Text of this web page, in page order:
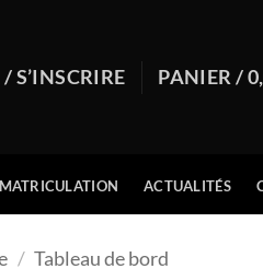
S’INSCRIRE PANIER /
ACTUALITÉS
/ Tableau de bord